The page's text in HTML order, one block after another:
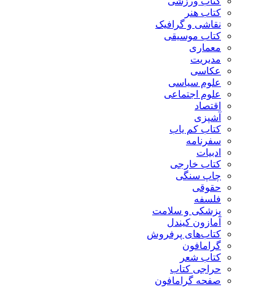
کتاب هنر
نقاشی و گرافیک
کتاب موسیقی
معماری
مدیریت
عکاسی
علوم سیاسی
علوم اجتماعی
اقتصاد
آشپزی
کتاب کم یاب
سفرنامه
ادبیات
کتاب خارجی
چاپ سنگی
حقوقی
فلسفه
پزشکی و سلامت
آمازون کیندل
کتاب‌های پرفروش
گرامافون
کتاب شعر
حراجی کتاب
صفحه گرامافون